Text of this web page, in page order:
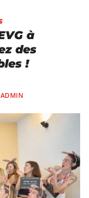
à
des
!
ADMIN